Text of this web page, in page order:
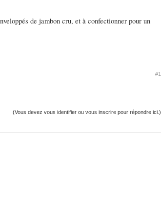
de jambon cru, et à confectionner pour un
#1
(Vous devez vous identifier ou vous inscrire pour répondre ici.)